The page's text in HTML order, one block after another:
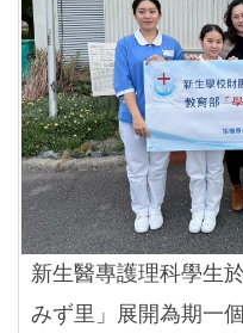
新生醫專護理科學生
みず里」展開為期一